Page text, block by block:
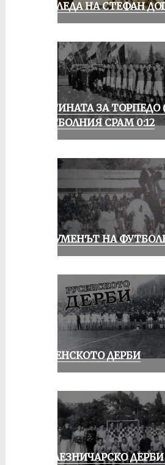
ПОГЛЕДА НА СТЕФАН
ИСТИНАТА ЗА ТОРПЕДО
ФУТБОЛНИЯ СРАМ 0:12
ШОУМЕНЪТ НА
РУСЕНСКОТО ДЕРБИ
ЖЕЛЕЗНИЧАРСКО